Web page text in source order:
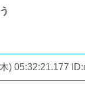
) 05:32:21.177